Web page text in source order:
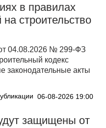
в правилах
строительство
04.08.2026 № 299-ФЗ
кодекс
законодательные акты
06-08-2026 19:00
защищены от